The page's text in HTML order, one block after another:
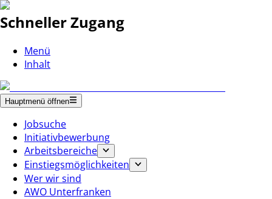
Schneller Zugang
Menü
Inhalt
Hauptmenü öffnen
Jobsuche
Initiativbewerbung
Arbeitsbereiche
Einstiegsmöglichkeiten
Wer wir sind
AWO Unterfranken